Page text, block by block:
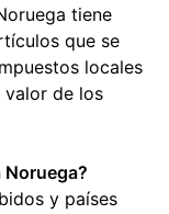
tiene
que se
locales
valor de los
y países